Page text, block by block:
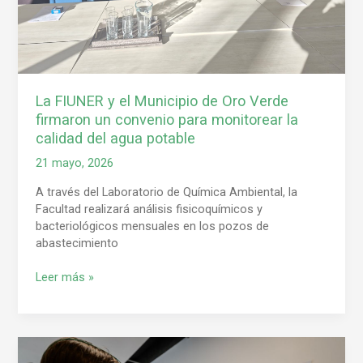
La FIUNER y el Municipio de Oro Verde
firmaron un convenio para monitorear la
calidad del agua potable
21 mayo, 2026
A través del Laboratorio de Química Ambiental, la
Facultad realizará análisis fisicoquímicos y
bacteriológicos mensuales en los pozos de
abastecimiento
convenio
para
monitorear
la
calidad
agua
potable
Leer más »
La